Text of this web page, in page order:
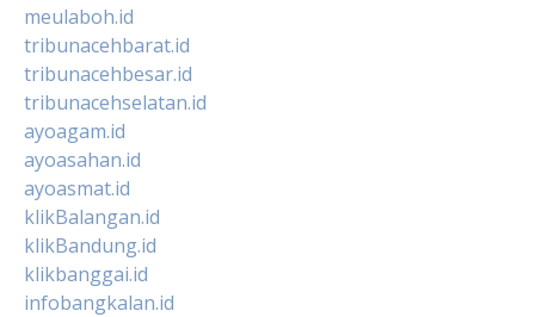
meulaboh.id
tribunacehbarat.id
tribunacehbesar.id
tribunacehselatan.id
ayoagam.id
ayoasahan.id
ayoasmat.id
klikBalangan.id
klikBandung.id
klikbanggai.id
infobangkalan.id